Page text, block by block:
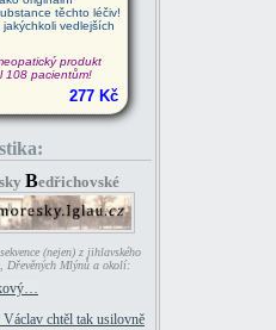
těchto léčiv!
vedlejších
produkt
108 pacientům!
277 Kč
Bedřichovské
(nejen) z jihlavského
Dřevěných Mlýnů a okolí:
Václav chtěl tak usilovně